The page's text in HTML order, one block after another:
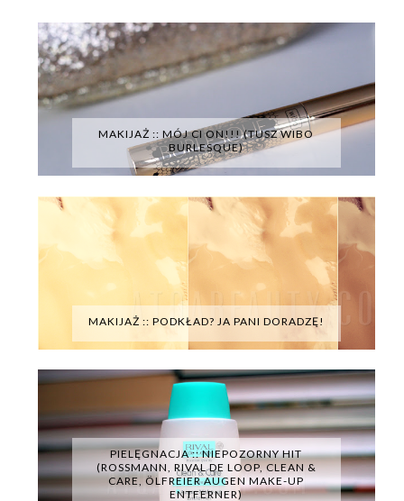
MAKIJAŻ :: MÓJ CI ON!!! (TUSZ WIBO
BURLESQUE)
MAKIJAŻ :: PODKŁAD? JA PANI DORADZĘ!
PIELĘGNACJA :: NIEPOZORNY HIT
(ROSSMANN, RIVAL DE LOOP, CLEAN &
CARE, ÖLFREIER AUGEN MAKE-UP
ENTFERNER)